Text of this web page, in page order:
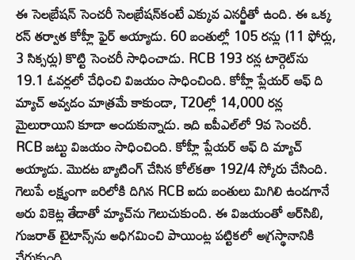
ఈ సెలబ్రేషన్ సెంచరీ సెలబ్రేషన్‌కంటే ఎక్కువ ఎనర్జీతో ఉంది. ఈ ఒక్క
రన్ తర్వాత కోహ్లీ ఫైర్ అయ్యాడు. 60 బంతుల్లో 105 రన్లు (11 ఫోర్లు,
3 సిక్సర్లు) కొట్టి సెంచరీ సాధించాడు. RCB 193 రన్ల టార్గెట్‌ను
19.1 ఓవర్లలో చేధించి విజయం సాధించింది. కోహ్లీ ప్లేయర్ ఆఫ్ ది
మ్యాచ్ అవ్వడం మాత్రమే కాకుండా, T20ల్లో 14,000 రన్ల
మైలురాయిని కూడా అందుకున్నాడు. ఇది ఐపీఎల్‌లో 9వ సెంచరీ.
RCB జట్టు విజయం సాధించింది. కోహ్లీ ప్లేయర్ ఆఫ్ ది మ్యాచ్
అయ్యాడు. మొదట బ్యాటింగ్ చేసిన కోల్‌కతా 192/4 స్కోరు చేసింది.
గెలుపే లక్ష్యంగా బరిలోకి దిగిన RCB ఐదు బంతులు మిగిలి ఉండగానే
ఆరు వికెట్ల తేడాతో మ్యాచ్‌ను గెలుచుకుంది. ఈ విజయంతో ఆర్‌సిబి,
గుజరాత్ టైటాన్స్‌ను అధిగమించి పాయింట్ల పట్టికలో అగ్రస్థానానికి